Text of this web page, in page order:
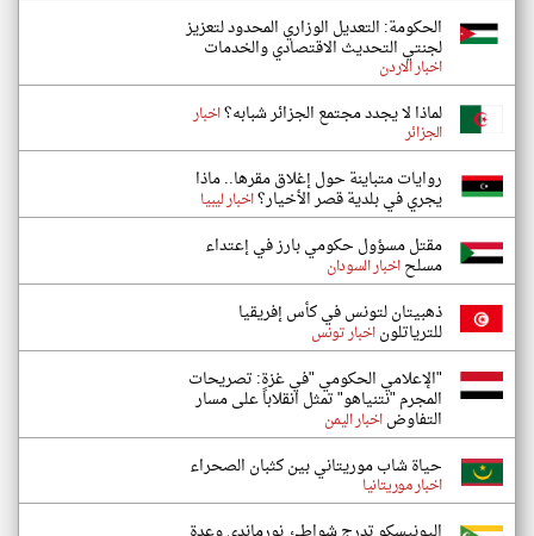
الحكومة: التعديل الوزاري المحدود لتعزيز
لجنتي التحديث الاقتصادي والخدمات
اخبار الاردن
لماذا لا يجدد مجتمع الجزائر شبابه؟اخبار
الجزائر
روايات متباينة حول إغلاق مقرها.. ماذا
يجري في بلدية قصر الأخيار؟اخبار ليبيا
مقتل مسؤول حكومي بارز في إعتداء
مسلحاخبار السودان
ذهبيتان لتونس في كأس إفريقيا
للترياتلوناخبار تونس
"الإعلامي الحكومي "في غزة: تصريحات
المجرم "نتنياهو" تمثل انقلاباً على مسار
التفاوضاخبار اليمن
حياة شاب موريتاني بين كثبان الصحراء
اخبار موريتانيا